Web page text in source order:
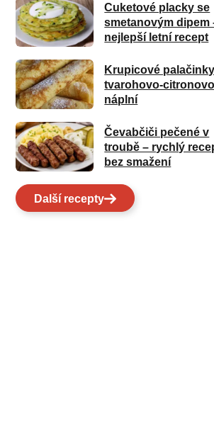
Cuketové placky se
smetanovým dipem
nejlepší letní recept
Krupicové
tvarohovo-
náplní
Čevabčiči pečené v
troubě – rychlý
bez smažení
Další recepty